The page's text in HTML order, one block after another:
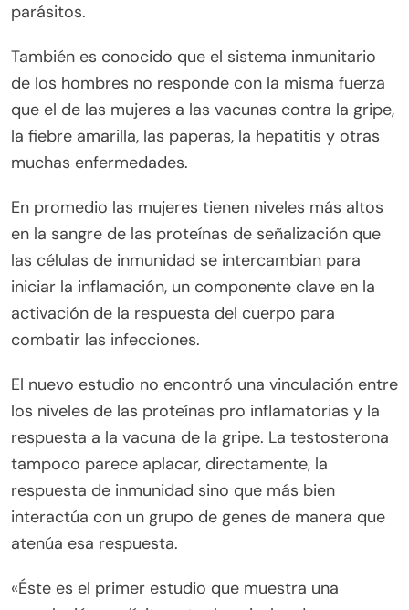
parásitos.
También es conocido que el sistema inmunitario
de los hombres no responde con la misma fuerza
que el de las mujeres a las vacunas contra la gripe,
la fiebre amarilla, las paperas, la hepatitis y otras
muchas enfermedades.
En promedio las mujeres tienen niveles más altos
en la sangre de las proteínas de señalización que
las células de inmunidad se intercambian para
iniciar la inflamación, un componente clave en la
activación de la respuesta del cuerpo para
combatir las infecciones.
El nuevo estudio no encontró una vinculación entre
los niveles de las proteínas pro inflamatorias y la
respuesta a la vacuna de la gripe. La testosterona
tampoco parece aplacar, directamente, la
respuesta de inmunidad sino que más bien
interactúa con un grupo de genes de manera que
atenúa esa respuesta.
«Éste es el primer estudio que muestra una